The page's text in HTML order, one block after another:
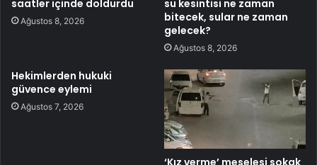
saatler içinde doldurdu
Ağustos 8, 2026
su kesintisi ne zaman
bitecek, sular ne zaman
gelecek?
Ağustos 8, 2026
Hekimlerden hukuki
güvence eylemi
Ağustos 7, 2026